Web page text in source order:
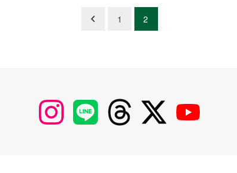
1 2
【Instagram】
MyKOBAKO
【LINE】 【threads】 【Twitter】